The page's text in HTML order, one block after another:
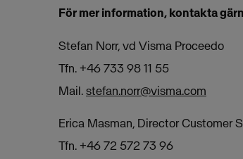
För mer information, kontakta
Stefan Norr, vd Visma Proceedo
Tfn. +46 733 98 11 55
Mail.stefan.norr@visma.com
Erica Masman, Director Customer
Tfn. +46 72 572 73 96